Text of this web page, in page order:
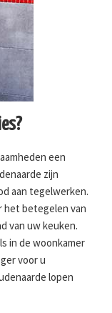
een
zijn
aan tegelwerken.
het betegelen van
van uw keuken.
in de woonkamer
voor u
lopen